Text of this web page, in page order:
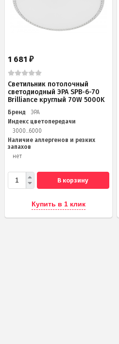
1 681 ₽
Светильник потолочный
светодиодный ЭРА SPB-6-70
Brilliance круглый 70W 5000K
Бренд
ЭРА
Индекс цветопередачи
3000...6000
Наличие аллергенов и резких
запахов
нет
В корзину
Купить в 1 клик